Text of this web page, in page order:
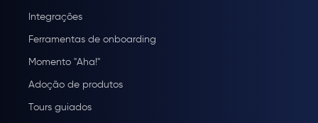
Integrações
Ferramentas de onboarding
Momento "Aha!"
Adoção de produtos
Tours guiados